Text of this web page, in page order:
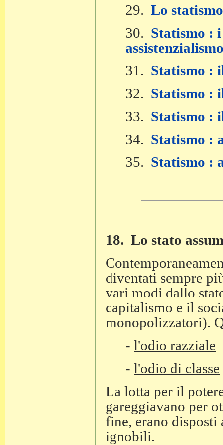
29. Lo
30. Statismo :
31. Statismo :
32. Statismo :
33. Statismo :
34. Statismo :
35. Statismo :
18. Lo stato
diventati sempre
vari modi dallo
capitalismo e il
monopolizzatori).
- l'odio razziale
- l'odio di classe
La lotta per il
gareggiavano per
fine, erano
ignobili.